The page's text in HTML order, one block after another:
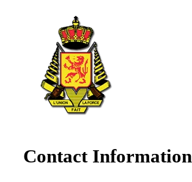
Contact Information